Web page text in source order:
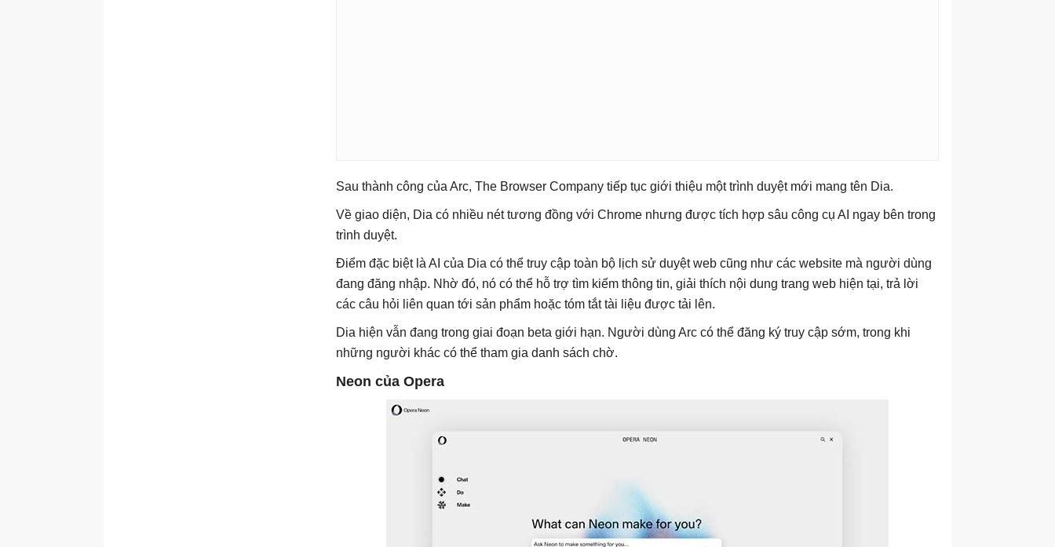
Sau thành công của Arc, The Browser Company tiếp tục giới thiệu một trình duyệt mới mang tên Dia.
Về giao diện, Dia có nhiều nét tương đồng với Chrome nhưng được tích hợp sâu công cụ AI ngay bên trong
trình duyệt.
Điểm đặc biệt là AI của Dia có thể truy cập toàn bộ lịch sử duyệt web cũng như các website mà người dùng
đang đăng nhập. Nhờ đó, nó có thể hỗ trợ tìm kiếm thông tin, giải thích nội dung trang web hiện tại, trả lời
các câu hỏi liên quan tới sản phẩm hoặc tóm tắt tài liệu được tải lên.
Dia hiện vẫn đang trong giai đoạn beta giới hạn. Người dùng Arc có thể đăng ký truy cập sớm, trong khi
những người khác có thể tham gia danh sách chờ.
Neon của Opera